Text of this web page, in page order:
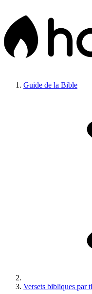
Guide de la Bible
Versets bibliques par